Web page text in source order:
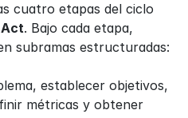
cuatro etapas del ciclo
Act. Bajo cada etapa,
subramas estructuradas:
establecer objetivos,
métricas y obtener